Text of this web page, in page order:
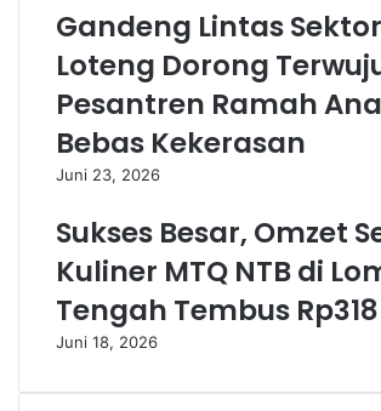
Gandeng Lintas
Loteng Dorong
Pesantren Ramah
Bebas Kekerasan
Juni 23, 2026
Sukses Besar, Omzet
Kuliner MTQ NTB di
Tengah Tembus
Juni 18, 2026